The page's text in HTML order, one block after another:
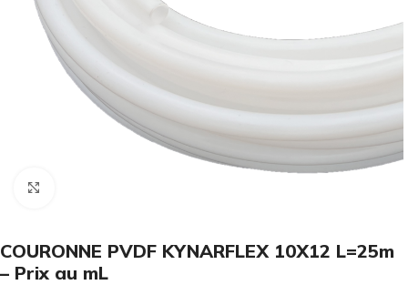
COURONNE PVDF KYNARFLEX 10X12 L=25m
– Prix au mL